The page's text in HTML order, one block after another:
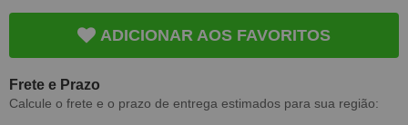
ADICIONAR AOS FAVORITOS
Frete e Prazo
Calcule o frete e o prazo de entrega estimados para sua região: